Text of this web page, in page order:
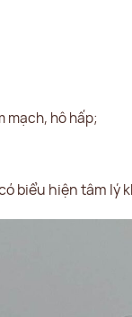
mạch, hô hấp;
biểu hiện tâm lý